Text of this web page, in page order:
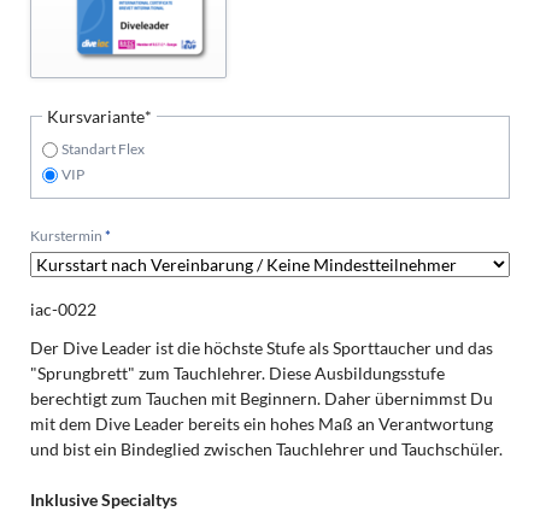
Pflichtfeld
Kursvariante*
Standart Flex
VIP
Pflichtfeld
Kurstermin *
iac-0022
Der Dive Leader ist die höchste Stufe als Sporttaucher und das
"Sprungbrett" zum Tauchlehrer. Diese Ausbildungsstufe
berechtigt zum Tauchen mit Beginnern. Daher übernimmst Du
mit dem Dive Leader bereits ein hohes Maß an Verantwortung
und bist ein Bindeglied zwischen Tauchlehrer und Tauchschüler.
Inklusive Specialtys